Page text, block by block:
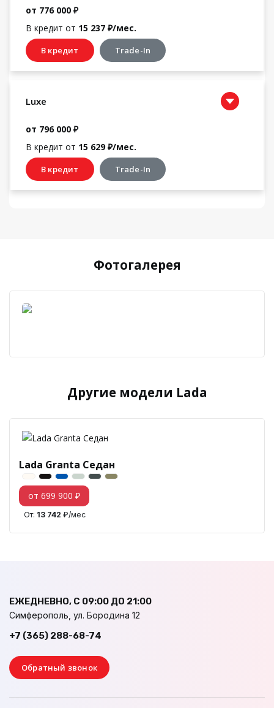
от 776 000 ₽
В кредит от 15 237 ₽/мес.
В кредит Trade-In
Luxe
от 796 000 ₽
В кредит от 15 629 ₽/мес.
В кредит Trade-In
Фотогалерея
Другие модели Lada
Lada Granta Седан
от 699 900 ₽
От: 13 742 ₽/мес
ЕЖЕДНЕВНО, С 09:00 ДО 21:00
Симферополь, ул. Бородина 12
+7 (365) 288-68-74
Обратный звонок